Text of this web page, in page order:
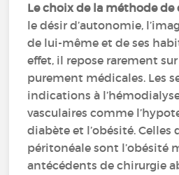
Le choix de la méthode de
le désir d’autonomie,
de lui-même et de ses
effet, il repose rarement
purement médicales. Les
indications à
vasculaires comme
diabète et l’obésité. Celles
péritonéale sont l’obésité
antécédents de chirurgie